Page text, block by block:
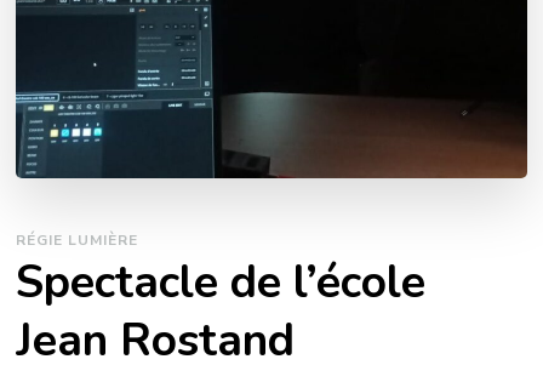
RÉGIE LUMIÈRE
Spectacle de l’école
Jean Rostand